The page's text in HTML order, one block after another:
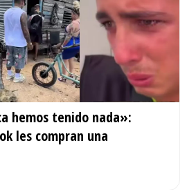
hemos tenido nada»:
les compran una